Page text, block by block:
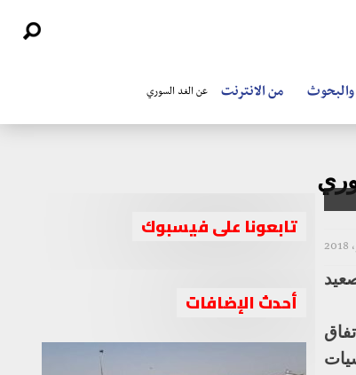
من الانترنت عن الغد السوري
تابعونا على فيسبوك
أحدث الإضافات